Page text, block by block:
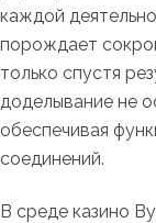
каждой
порождает
только спустя
доделывание не
обеспечивая
соединений.
В среде казино